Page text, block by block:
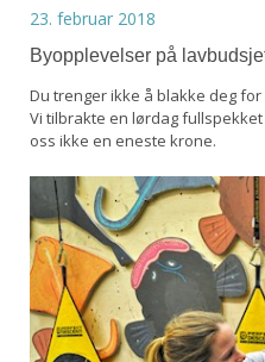
23. februar 2018
Byopplevelser på
Du trenger ikke å blakke deg
Vi tilbrakte en lørdag
oss ikke en eneste krone.